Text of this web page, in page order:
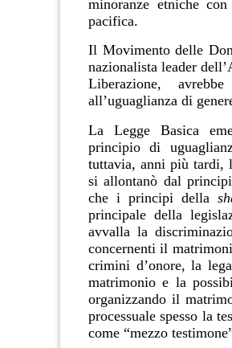
minoranze etniche
pacifica.
Il Movimento delle
nazionalista leader
Liberazione,
all’uguaglianza di
La Legge Basica
principio di
tuttavia, anni più tardi,
si allontanò dal
che i principi della
principale della
avvalla la
concernenti il
crimini d’onore, la
matrimonio e la
organizzando il
processuale spesso la
come “mezzo